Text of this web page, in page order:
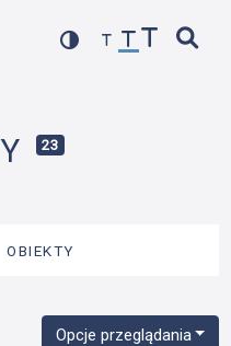
23
OBIEKTY
Opcje przeglądania